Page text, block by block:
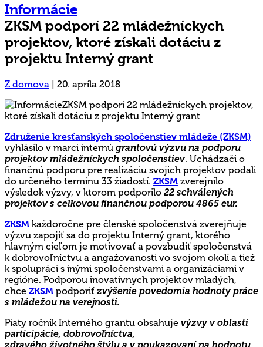
Informácie
ZKSM podporí 22 mládežníckych
projektov, ktoré získali dotáciu z
projektu Interný grant
Z domova 20. apríla 2018
Združenie kresťanských spoločenstiev mládeže (ZKSM)
vyhlásilo v marci internú grantovú výzvu na podporu
projektov mládežníckych spoločenstiev. Uchádzači o
finančnú podporu pre realizáciu svojich projektov podali
do určeného termínu 33 žiadostí. ZKSM zverejnilo
výsledok výzvy, v ktorom podporilo 22 schválených
projektov s celkovou finančnou podporou 4865 eur.
ZKSM každoročne pre členské spoločenstvá zverejňuje
výzvu zapojiť sa do projektu Interný grant, ktorého
hlavným cieľom je motivovať a povzbudiť spoločenstvá
k dobrovoľníctvu a angažovanosti vo svojom okolí a tiež
k spolupráci s inými spoločenstvami a organizáciami v
regióne. Podporou inovatívnych projektov mladých,
chce ZKSM podporiťzvýšenie povedomia hodnoty práce
s mládežou na verejnosti.
Piaty ročník Interného grantu obsahuje výzvy v oblasti
participácie, dobrovoľníctva,